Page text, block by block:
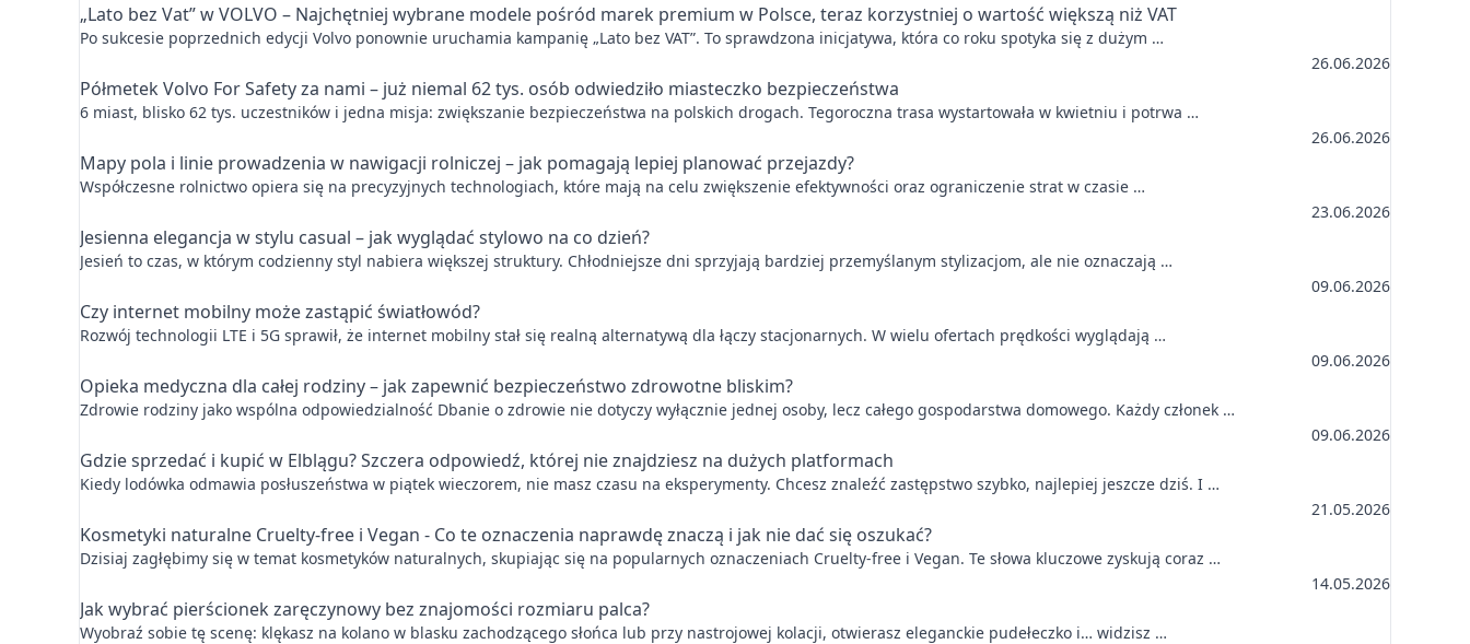
„Lato bez Vat” w VOLVO – Najchętniej wybrane modele pośród marek premium w Polsce, teraz korzystniej o wartość większą niż VAT
Po sukcesie poprzednich edycji Volvo ponownie uruchamia kampanię „Lato bez VAT”. To sprawdzona inicjatywa, która co roku spotyka się z dużym …
26.06.2026
Półmetek Volvo For Safety za nami – już niemal 62 tys. osób odwiedziło miasteczko bezpieczeństwa
6 miast, blisko 62 tys. uczestników i jedna misja: zwiększanie bezpieczeństwa na polskich drogach. Tegoroczna trasa wystartowała w kwietniu i potrwa …
26.06.2026
Mapy pola i linie prowadzenia w nawigacji rolniczej – jak pomagają lepiej planować przejazdy?
Współczesne rolnictwo opiera się na precyzyjnych technologiach, które mają na celu zwiększenie efektywności oraz ograniczenie strat w czasie …
23.06.2026
Jesienna elegancja w stylu casual – jak wyglądać stylowo na co dzień?
Jesień to czas, w którym codzienny styl nabiera większej struktury. Chłodniejsze dni sprzyjają bardziej przemyślanym stylizacjom, ale nie oznaczają …
09.06.2026
Czy internet mobilny może zastąpić światłowód?
Rozwój technologii LTE i 5G sprawił, że internet mobilny stał się realną alternatywą dla łączy stacjonarnych. W wielu ofertach prędkości wyglądają …
09.06.2026
Opieka medyczna dla całej rodziny – jak zapewnić bezpieczeństwo zdrowotne bliskim?
Zdrowie rodziny jako wspólna odpowiedzialność Dbanie o zdrowie nie dotyczy wyłącznie jednej osoby, lecz całego gospodarstwa domowego. Każdy członek …
09.06.2026
Gdzie sprzedać i kupić w Elblągu? Szczera odpowiedź, której nie znajdziesz na dużych platformach
Kiedy lodówka odmawia posłuszeństwa w piątek wieczorem, nie masz czasu na eksperymenty. Chcesz znaleźć zastępstwo szybko, najlepiej jeszcze dziś. I …
21.05.2026
Kosmetyki naturalne Cruelty-free i Vegan - Co te oznaczenia naprawdę znaczą i jak nie dać się oszukać?
Dzisiaj zagłębimy się w temat kosmetyków naturalnych, skupiając się na popularnych oznaczeniach Cruelty-free i Vegan. Te słowa kluczowe zyskują coraz …
14.05.2026
Jak wybrać pierścionek zaręczynowy bez znajomości rozmiaru palca?
Wyobraź sobie tę scenę: klękasz na kolano w blasku zachodzącego słońca lub przy nastrojowej kolacji, otwierasz eleganckie pudełeczko i… widzisz …